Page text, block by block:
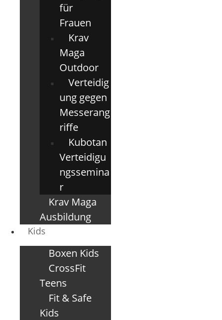
für
Frauen
Krav
Maga
Outdoor
Verteidig
ung gegen
Messerang
riffe
Kubotan
Verteidigu
ngssemina
r
Krav Maga
Ausbildung
Kids
Boxen Kids
CrossFit
Teens
Fit & Safe
Kids